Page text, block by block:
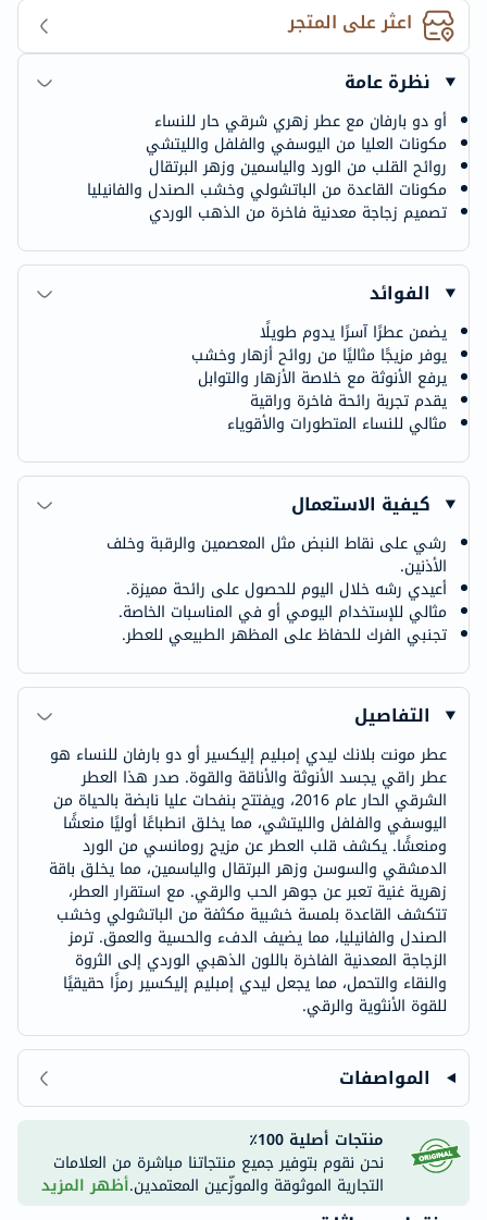
اعثر على المتجر
نظرة عامة
أو دو بارفان مع عطر زهري شرقي حار للنساء
مكونات العليا من اليوسفي والفلفل والليتشي
روائح القلب من الورد والياسمين وزهر البرتقال
مكونات القاعدة من الباتشولي وخشب الصندل والفانيليا
تصميم زجاجة معدنية فاخرة من الذهب الوردي
الفوائد
يضمن عطرًا آسرًا يدوم طويلًا
يوفر مزيجًا مثاليًا من روائح أزهار وخشب
يرفع الأنوثة مع خلاصة الأزهار والتوابل
يقدم تجربة رائحة فاخرة وراقية
مثالي للنساء المتطورات والأقوياء
كيفية الاستعمال
رشي على نقاط النبض مثل المعصمين والرقبة وخلف
الأذنين.
أعيدي رشه خلال اليوم للحصول على رائحة مميزة.
مثالي للإستخدام اليومي أو في المناسبات الخاصة.
تجنبي الفرك للحفاظ على المظهر الطبيعي للعطر.
التفاصيل
عطر مونت بلانك ليدي إمبليم إليكسير أو دو بارفان للنساء هو
عطر راقي يجسد الأنوثة والأناقة والقوة. صدر هذا العطر
الشرقي الحار عام 2016، ويفتتح بنفحات عليا نابضة بالحياة من
اليوسفي والفلفل والليتشي، مما يخلق انطباعًا أوليًا منعشًا
ومنعشًا. يكشف قلب العطر عن مزيج رومانسي من الورد
الدمشقي والسوسن وزهر البرتقال والياسمين، مما يخلق باقة
زهرية غنية تعبر عن جوهر الحب والرقي. مع استقرار العطر،
تتكشف القاعدة بلمسة خشبية مكثفة من الباتشولي وخشب
الصندل والفانيليا، مما يضيف الدفء والحسية والعمق. ترمز
الزجاجة المعدنية الفاخرة باللون الذهبي الوردي إلى الثروة
والنقاء والتحمل، مما يجعل ليدي إمبليم إليكسير رمزًا حقيقيًا
للقوة الأنثوية والرقي.
المواصفات
منتجات أصلية 100٪
نحن نقوم بتوفير جميع منتجاتنا مباشرة من العلامات
التجارية الموثوقة والموزّعين المعتمدين.أظهر المزيد